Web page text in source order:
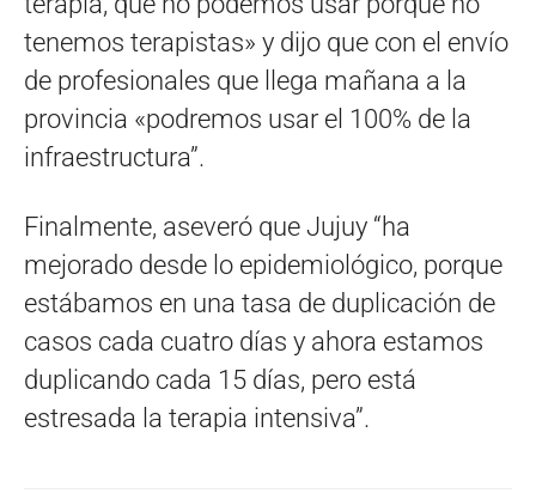
tenemos terapistas» y dijo que con el envío
de profesionales que llega mañana a la
provincia «podremos usar el 100% de la
infraestructura”.
Finalmente, aseveró que Jujuy “ha
mejorado desde lo epidemiológico, porque
estábamos en una tasa de duplicación de
casos cada cuatro días y ahora estamos
duplicando cada 15 días, pero está
estresada la terapia intensiva”.